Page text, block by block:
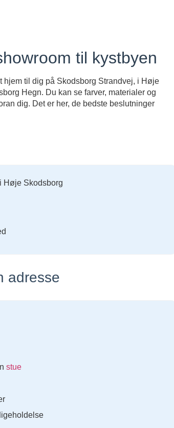
til kystbyen
hjem til dig på Skodsborg Strandvej, i Høje
Hegn. Du kan se farver, materialer og
dig. Det er her, de bedste beslutninger
Høje Skodsborg
adresse
stue